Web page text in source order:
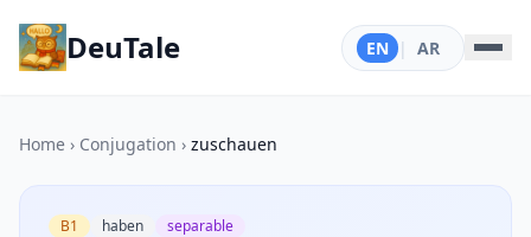
DeuTale EN | AR
Home › Conjugation › zuschauen
B1 haben separable